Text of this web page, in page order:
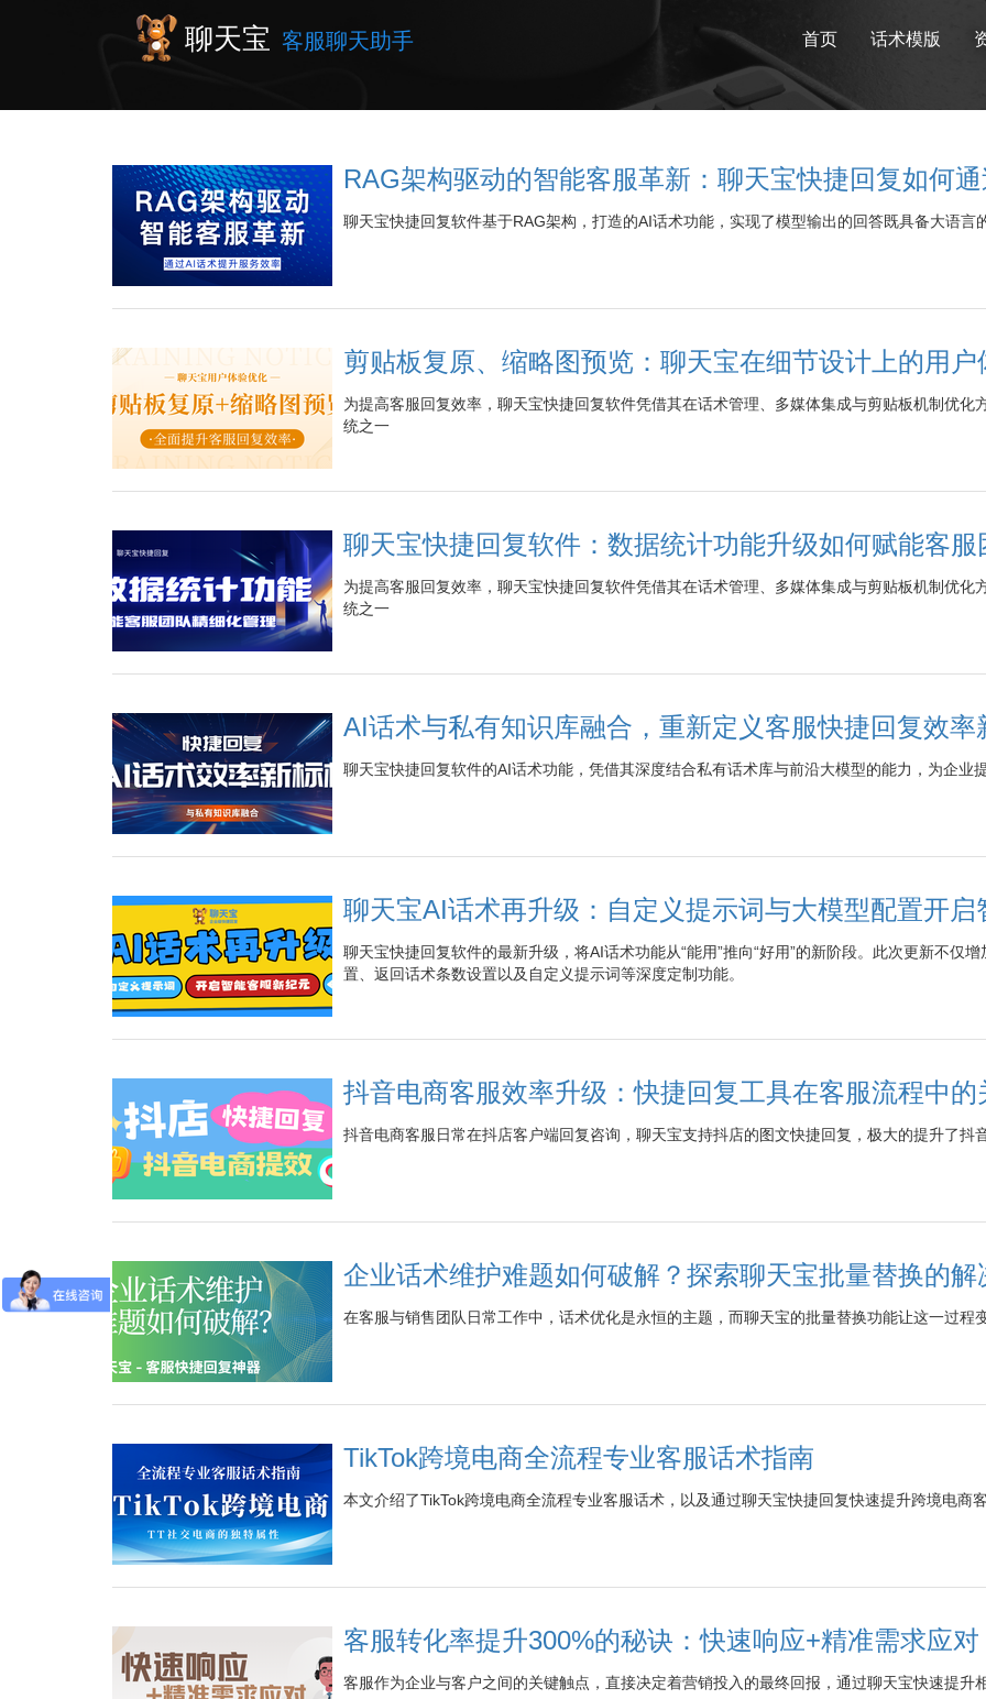
聊天宝 客服聊天助手 首页 话术模版
RAG架构驱动的智能客服革新：聊天宝快捷回复如何
聊天宝快捷回复软件基于RAG架构，打造的AI话术功能，实现了模型输出的回答既具备大语
剪贴板复原、缩略图预览：聊天宝在细节设计上的用
为提高客服回复效率，聊天宝快捷回复软件凭借其在话术管理、多媒体集成与剪贴板机制优
统之一
聊天宝快捷回复软件：数据统计功能升级如何赋能客
为提高客服回复效率，聊天宝快捷回复软件凭借其在话术管理、多媒体集成与剪贴板机制优
统之一
AI话术与私有知识库融合，重新定义客服快捷回复效率
聊天宝快捷回复软件的AI话术功能，凭借其深度结合私有话术库与前沿大模型的能力，为企
聊天宝AI话术再升级：自定义提示词与大模型配置开启
聊天宝快捷回复软件的最新升级，将AI话术功能从“能用”推向“好用”的新阶段。此次更新不仅
置、返回话术条数设置以及自定义提示词等深度定制功能。
抖音电商客服效率升级：快捷回复工具在客服流程中的
抖音电商客服日常在抖店客户端回复咨询，聊天宝支持抖店的图文快捷回复，极大的提升了抖
企业话术维护难题如何破解？探索聊天宝批量替换的解
在客服与销售团队日常工作中，话术优化是永恒的主题，而聊天宝的批量替换功能让这一过程
TikTok跨境电商全流程专业客服话术指南
本文介绍了TikTok跨境电商全流程专业客服话术，以及通过聊天宝快捷回复快速提升跨境电商
客服转化率提升300%的秘诀：快速响应+精准需求应
客服作为企业与客户之间的关键触点，直接决定着营销投入的最终回报，通过聊天宝快速提